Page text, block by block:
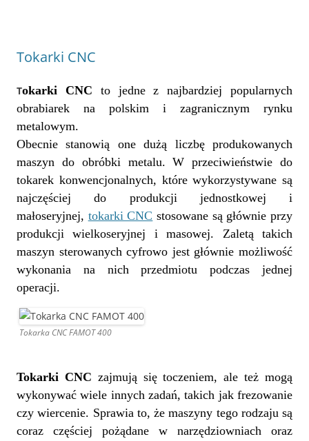
Tokarki CNC
Tokarki CNC to jedne z najbardziej popularnych
obrabiarek na polskim i zagranicznym rynku
metalowym.
Obecnie stanowią one dużą liczbę produkowanych
maszyn do obróbki metalu. W przeciwieństwie do
tokarek konwencjonalnych, które wykorzystywane są
najczęściej do produkcji jednostkowej i
małoseryjnej, tokarki CNC stosowane są głównie przy
produkcji wielkoseryjnej i masowej. Zaletą takich
maszyn sterowanych cyfrowo jest głównie możliwość
wykonania na nich przedmiotu podczas jednej
operacji.
Tokarka CNC FAMOT 400
Tokarki CNC zajmują się toczeniem, ale też mogą
wykonywać wiele innych zadań, takich jak frezowanie
czy wiercenie. Sprawia to, że maszyny tego rodzaju są
coraz częściej pożądane w narzędziowniach oraz